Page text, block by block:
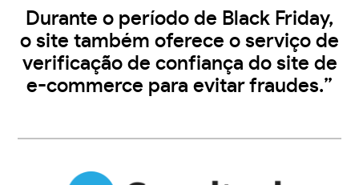
Durante o período de Black Friday,
o site também oferece o serviço de
verificação de confiança do site de
e-commerce para evitar fraudes.”